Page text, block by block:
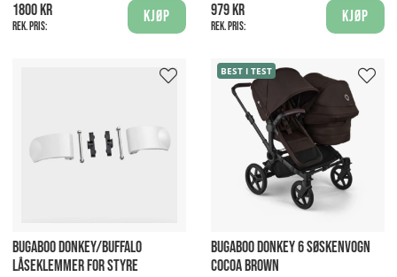
1800 kr
Rek. pris:
Kjøp 979 kr
Rek. pris:
Kjøp
BUGABOO DONKEY/BUFFALO
LÅSEKLEMMER FOR STYRE
BEST I TEST
BUGABOO DONKEY 6 SØSKENVOGN
COCOA BROWN